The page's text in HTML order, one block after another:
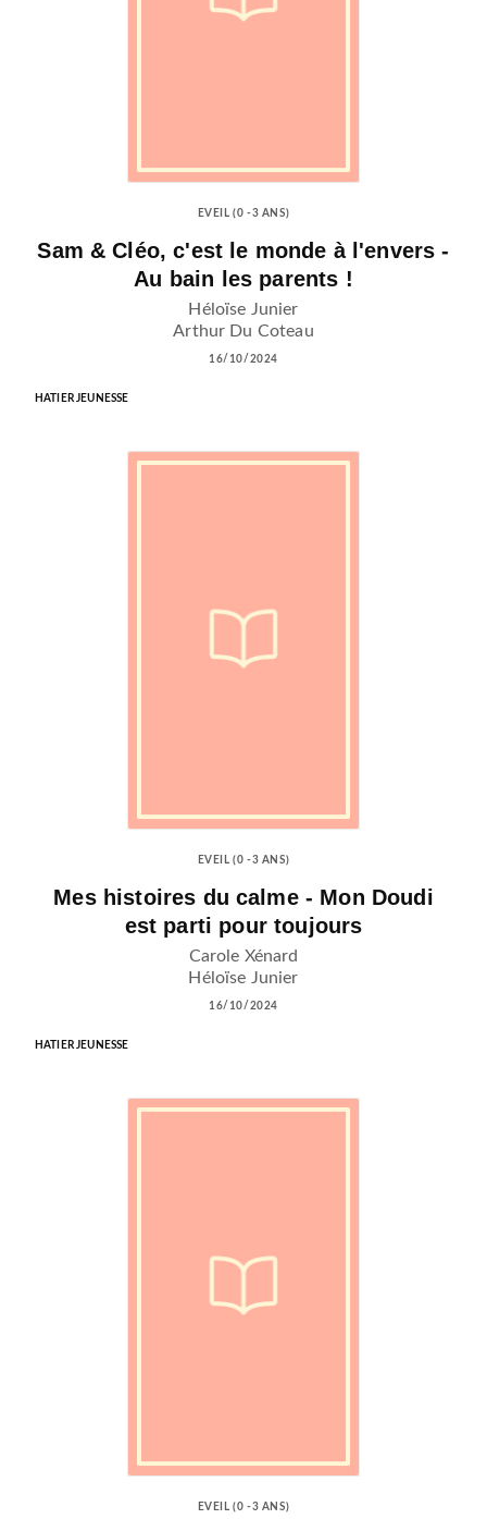
EVEIL (0 -3 ANS)
Sam & Cléo, c'est le monde à l'envers -
Au bain les parents !
Héloïse Junier
Arthur Du Coteau
16/10/2024
HATIER JEUNESSE
EVEIL (0 -3 ANS)
Mes histoires du calme - Mon Doudi
est parti pour toujours
Carole Xénard
Héloïse Junier
16/10/2024
HATIER JEUNESSE
EVEIL (0 -3 ANS)